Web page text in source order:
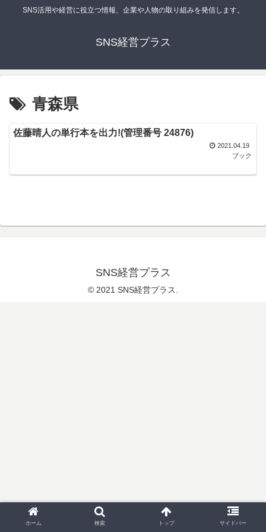
SNS活用や経営に役立つ情報、企業や人物の取り組みを発信します。
SNS経営プラス
青森県
佐藤晴人の単行本を出力!(管理番号 24876)
2021.04.19
ブック
SNS経営プラス
© 2021 SNS経営プラス.
ホーム 検索 トップ サイドバー